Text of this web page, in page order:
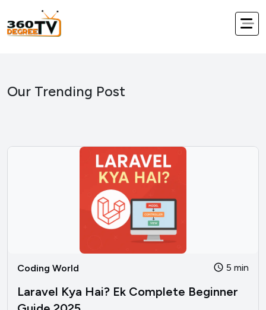
Our Trending Post
Coding World 5 min
Laravel Kya Hai? Ek Complete Beginner